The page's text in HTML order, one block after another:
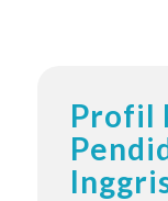
Profil